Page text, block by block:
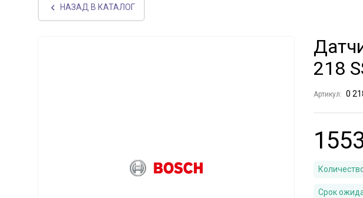
НАЗАД В КАТАЛОГ
218
Артикул: 0
Срок